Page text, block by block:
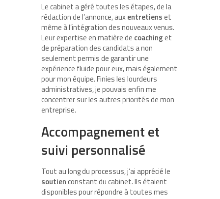
Le cabinet a géré toutes les étapes, de la
rédaction de l’annonce, auxentretienset
même à l’intégration des nouveaux venus.
Leur expertise en matière de coachinget
de préparation des candidats a non
seulement permis de garantir une
expérience fluide pour eux, mais également
pour mon équipe. Finies les lourdeurs
administratives, je pouvais enfin me
concentrer sur les autres priorités de mon
entreprise.
Accompagnement et
suivi personnalisé
Tout au long du processus, j’ai apprécié le
soutienconstant du cabinet. Ils étaient
disponibles pour répondre à toutes mes